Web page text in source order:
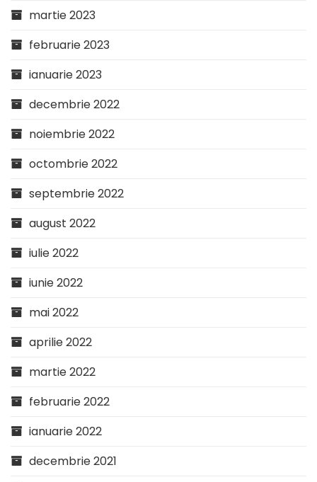
martie 2023
februarie 2023
ianuarie 2023
decembrie 2022
noiembrie 2022
octombrie 2022
septembrie 2022
august 2022
iulie 2022
iunie 2022
mai 2022
aprilie 2022
martie 2022
februarie 2022
ianuarie 2022
decembrie 2021